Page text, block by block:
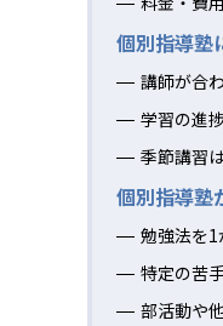
個別指導塾
講師が合
学習の進
季節講習
個別指導塾
勉強法を1
特定の苦
部活動や